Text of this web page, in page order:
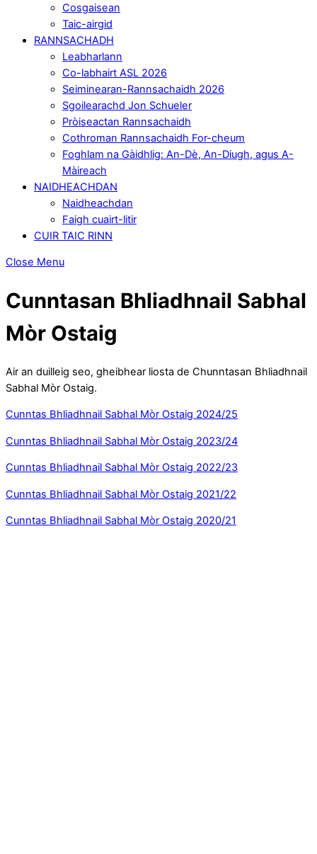
Cosgaisean
Taic-airgid
RANNSACHADH
Leabharlann
Co-labhairt ASL 2026
Seiminearan-Rannsachaidh 2026
Sgoilearachd Jon Schueler
Pròiseactan Rannsachaidh
Cothroman Rannsachaidh For-cheum
Foghlam na Gàidhlig: An-Dè, An-Diugh, agus A-
Màireach
NAIDHEACHDAN
Naidheachdan
Faigh cuairt-litir
CUIR TAIC RINN
Close Menu
Cunntasan Bhliadhnail Sabhal
Mòr Ostaig
Air an duilleig seo, gheibhear liosta de Chunntasan Bhliadhnail
Sabhal Mòr Ostaig.
Cunntas Bhliadhnail Sabhal Mòr Ostaig 2024/25
Cunntas Bhliadhnail Sabhal Mòr Ostaig 2023/24
Cunntas Bhliadhnail Sabhal Mòr Ostaig 2022/23
Cunntas Bhliadhnail Sabhal Mòr Ostaig 2021/22
Cunntas Bhliadhnail Sabhal Mòr Ostaig 2020/21